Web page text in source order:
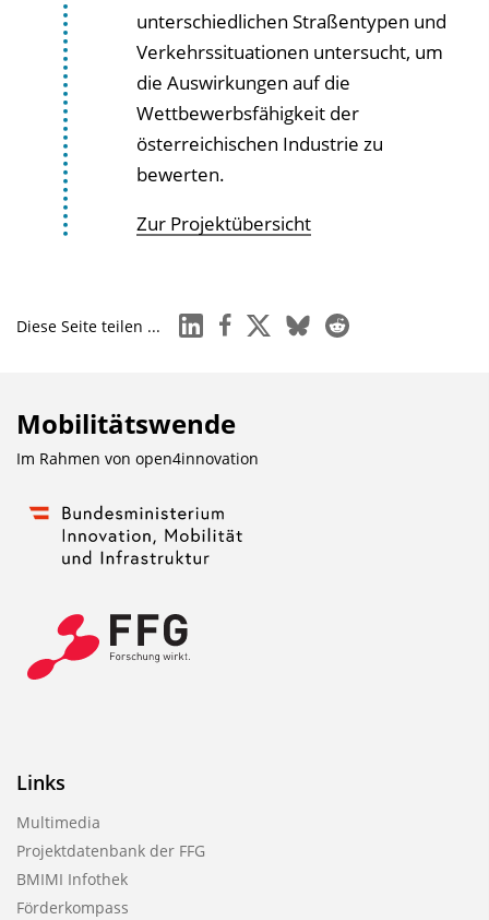
unterschiedlichen Straßentypen und
Verkehrssituationen untersucht, um
die Auswirkungen auf die
Wettbewerbsfähigkeit der
österreichischen Industrie zu
bewerten.
Zur Projektübersicht
Diese Seite teilen ... linkedinfacebook
x blueskyreddit
Mobilitätswende
Im Rahmen von open4innovation
Links
Multimedia
Projektdatenbank der FFG
BMIMI Infothek
Förderkompass